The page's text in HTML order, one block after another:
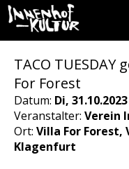
TACO TUESDAY
For Forest
Datum: Di,
Veranstalter: Verein
Ort: Villa For Forest,
Klagenfurt